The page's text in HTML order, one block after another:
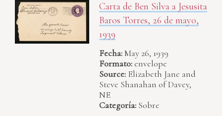
Carta de Ben Silva a Jesusita
Baros Torres, 26 de mayo,
1939
Fecha:May 26, 1939
Formato:envelope
Source: Elizabeth Jane and
Steve Shanahan of Davey,
NE
Categoría: Sobre